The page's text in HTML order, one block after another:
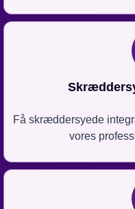
Få skræddersyede
vores